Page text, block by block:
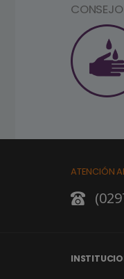
Consejo
Al
correr el
ATENCIÓN